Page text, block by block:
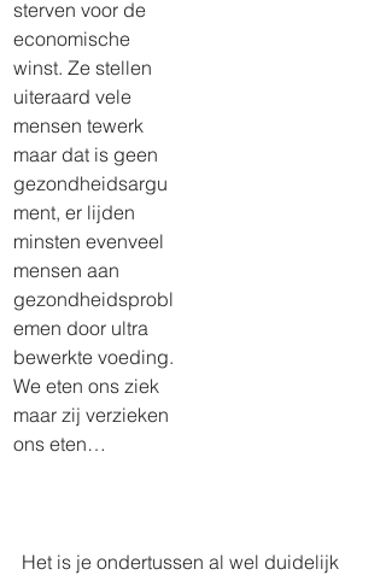
sterven voor de
economische
winst. Ze stellen
uiteraard vele
mensen tewerk
maar dat is geen
gezondheidsargu
ment, er lijden
minsten evenveel
mensen aan
gezondheidsprobl
emen door ultra
bewerkte voeding.
We eten ons ziek
maar zij verzieken
ons eten…
Het is je ondertussen al wel duidelijk